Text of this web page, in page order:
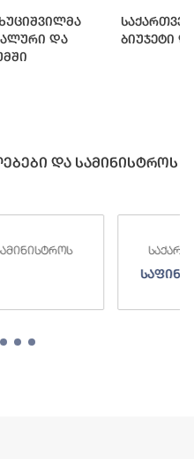
ბიუჯეტი
და სამინისტროს